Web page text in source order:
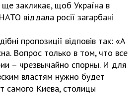
ще закликає, щоб Україна в
віддала росії загарбані
пропозиції відповів так: «А
Вопрос только в том, что все
– чрезвычайно спорны. И для
властям нужно будет
самого Киева, столицы